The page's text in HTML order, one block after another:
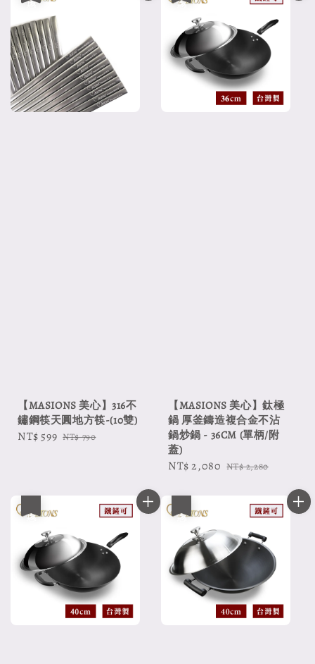
【MASIONS 美心】316不
鏽鋼筷天圓地方筷-(10雙)
Sale
NT$ 599 Regular
NT$ 790
【MASIONS 美心】鈦極
鍋 厚釜鑄造複合金不沾
鍋炒鍋 - 36CM (單柄/附
蓋)
Sale
NT$ 2,080 Regular
NT$ 2,280